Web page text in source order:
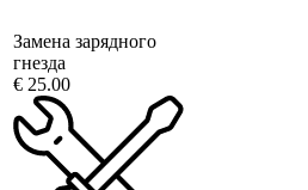
Замена зарядного
гнезда
€ 25.00